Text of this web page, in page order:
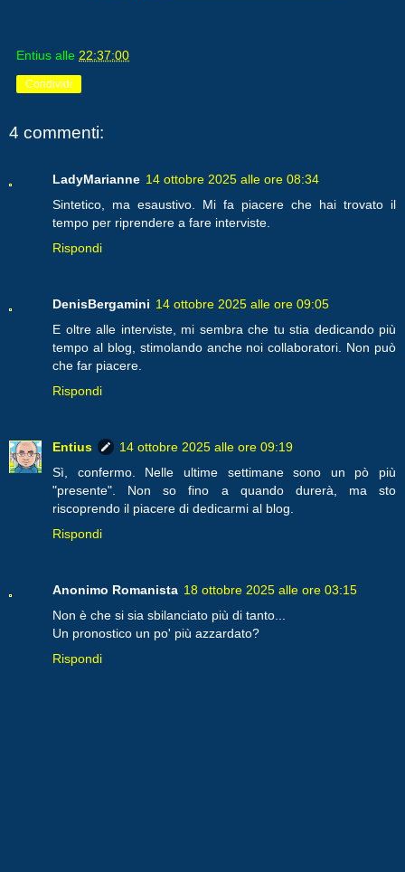
Entius alle 22:37:00
Condividi
4 commenti:
LadyMarianne 14 ottobre 2025 alle ore 08:34
Sintetico, ma esaustivo. Mi fa piacere che hai trovato il
tempo per riprendere a fare interviste.
Rispondi
DenisBergamini 14 ottobre 2025 alle ore 09:05
E oltre alle interviste, mi sembra che tu stia dedicando più
tempo al blog, stimolando anche noi collaboratori. Non può
che far piacere.
Rispondi
Entius
14 ottobre 2025 alle ore 09:19
Sì, confermo. Nelle ultime settimane sono un pò più
"presente". Non so fino a quando durerà, ma sto
riscoprendo il piacere di dedicarmi al blog.
Rispondi
Anonimo Romanista 18 ottobre 2025 alle ore 03:15
Non è che si sia sbilanciato più di tanto...
Un pronostico un po' più azzardato?
Rispondi